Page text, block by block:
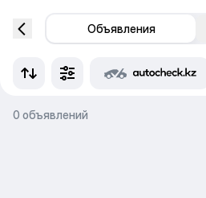
Объявления
0 объявлений